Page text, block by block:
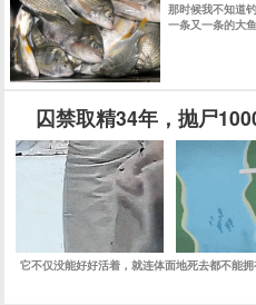
那时候我不知道
一条又一条的大
囚禁取精34年，抛尸
它不仅没能好好活着，就连体面地死去都不能